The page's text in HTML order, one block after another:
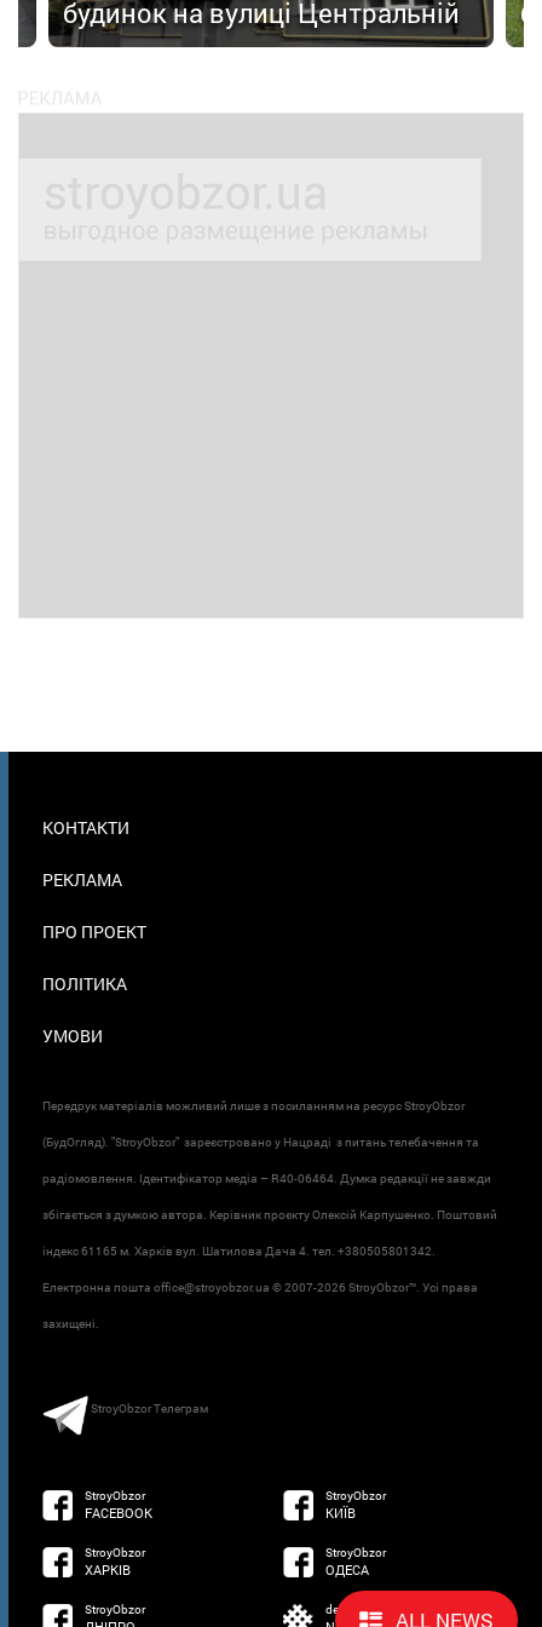
ALL NEWS
будинок на вулиці Центральній
В
КОНТАКТИ
РЕКЛАМА
ПРО ПРОЕКТ
ПОЛІТИКА
УМОВИ
Передрук матеріалів можливий лише з посиланням на ресурс StroyObzor
(БудОгляд). "StroyObzor" зареєстровано у Нацраді з питань телебачення та
радіомовлення. Ідентифікатор медіа – R40-06464. Думка редакції не завжди
збігається з думкою автора. Керівник проєкту Олексій Карпушенко. Поштовий
індекс 61165 м. Харків вул. Шатилова Дача 4. тел. +380505801342.
Електронна пошта office@stroyobzor.ua © 2007-2026 StroyObzor™. Усі права
захищені.
StroyObzor Телеграм
StroyObzor
FACEBOOK
StroyObzor
КИЇВ
StroyObzor
ХАРКІВ
StroyObzor
ОДЕСА
StroyObzor developed by